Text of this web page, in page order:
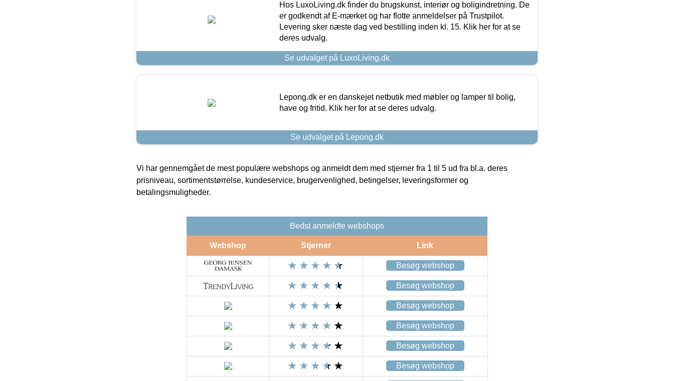
Hos LuxoLiving.dk finder du brugskunst, interiør og boligindretning. De
er godkendt af E-mærket og har flotte anmeldelser på Trustpilot.
Levering sker næste dag ved bestilling inden kl. 15. Klik her for at se
deres udvalg.
Se udvalget på LuxoLiving.dk
Lepong.dk er en danskejet netbutik med møbler og lamper til bolig,
have og fritid. Klik her for at se deres udvalg.
Se udvalget på Lepong.dk
Vi har gennemgået de mest populære webshops og anmeldt dem med stjerner fra 1 til 5 ud fra bl.a. deres
prisniveau, sortimentstørrelse, kundeservice, brugervenlighed, betingelser, leveringsformer og
betalingsmuligheder.
Bedst anmeldte webshops
Webshop Stjerner Link
Besøg webshop
Besøg webshop
Besøg webshop
Besøg webshop
Besøg webshop
Besøg webshop